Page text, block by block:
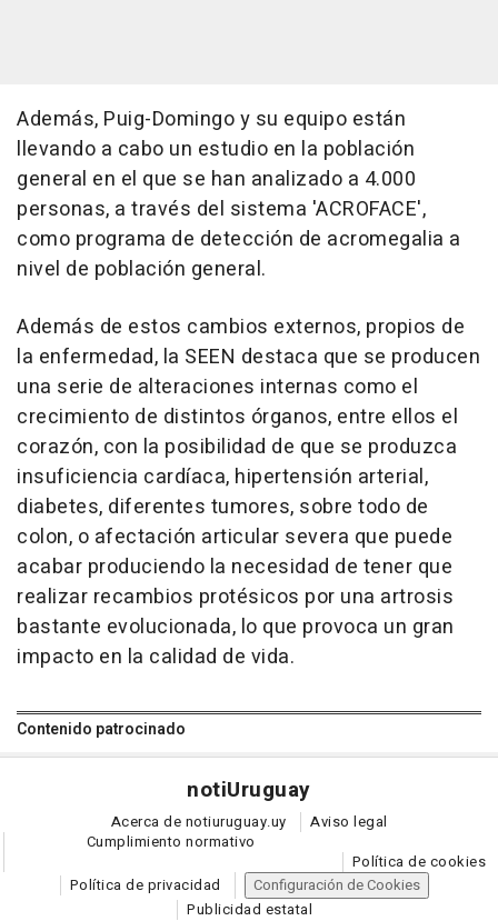
Además, Puig-Domingo y su equipo están
llevando a cabo un estudio en la población
general en el que se han analizado a 4.000
personas, a través del sistema 'ACROFACE',
como programa de detección de acromegalia a
nivel de población general.
Además de estos cambios externos, propios de
la enfermedad, la SEEN destaca que se producen
una serie de alteraciones internas como el
crecimiento de distintos órganos, entre ellos el
corazón, con la posibilidad de que se produzca
insuficiencia cardíaca, hipertensión arterial,
diabetes, diferentes tumores, sobre todo de
colon, o afectación articular severa que puede
acabar produciendo la necesidad de tener que
realizar recambios protésicos por una artrosis
bastante evolucionada, lo que provoca un gran
impacto en la calidad de vida.
Contenido patrocinado
notiUruguay
Acerca de notiuruguay.uy
Aviso legal
Cumplimiento normativo
Política de cookies
Política de privacidad
Configuración de Cookies
Publicidad estatal